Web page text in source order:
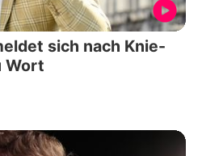
sich nach Knie-
Wort